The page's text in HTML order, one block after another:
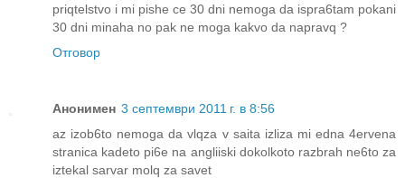
priqtelstvo i mi pishe ce 30 dni nemoga da ispra6tam pokani
30 dni minaha no pak ne moga kakvo da napravq ?
Отговор
Анонимен 3 септември 2011 г. в 8:56
az izob6to nemoga da vlqza v saita izliza mi edna 4ervena
stranica kadeto pi6e na angliiski dokolkoto razbrah ne6to za
iztekal sarvar molq za savet